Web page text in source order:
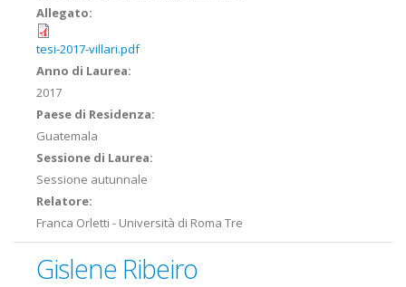
Allegato:
tesi-2017-villari.pdf
Anno di Laurea:
2017
Paese di Residenza:
Guatemala
Sessione di Laurea:
Sessione autunnale
Relatore:
Franca Orletti - Università di Roma Tre
Gislene Ribeiro